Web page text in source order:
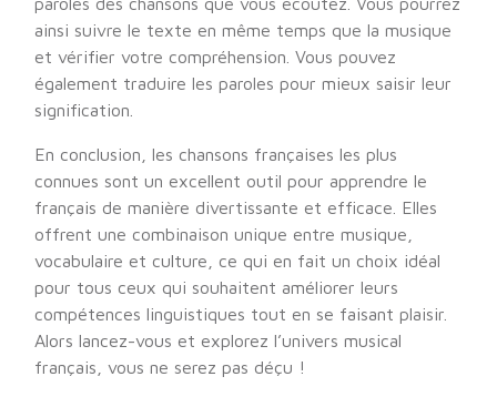
ainsi suivre le texte en même temps que la musique
et vérifier votre compréhension. Vous pouvez
également traduire les paroles pour mieux saisir leur
signification.
En conclusion, les chansons françaises les plus
connues sont un excellent outil pour apprendre le
français de manière divertissante et efficace. Elles
offrent une combinaison unique entre musique,
vocabulaire et culture, ce qui en fait un choix idéal
pour tous ceux qui souhaitent améliorer leurs
compétences linguistiques tout en se faisant plaisir.
Alors lancez-vous et explorez l’univers musical
français, vous ne serez pas déçu !